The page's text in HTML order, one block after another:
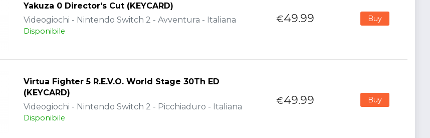
Yakuza 0 Director's Cut (KEYCARD)
Videogiochi - Nintendo Switch 2 - Avventura - Italiana
Disponibile
€49.99 Buy
Virtua Fighter 5 R.E.V.O. World Stage 30Th ED
(KEYCARD)
Videogiochi - Nintendo Switch 2 - Picchiaduro - Italiana
Disponibile
€49.99 Buy